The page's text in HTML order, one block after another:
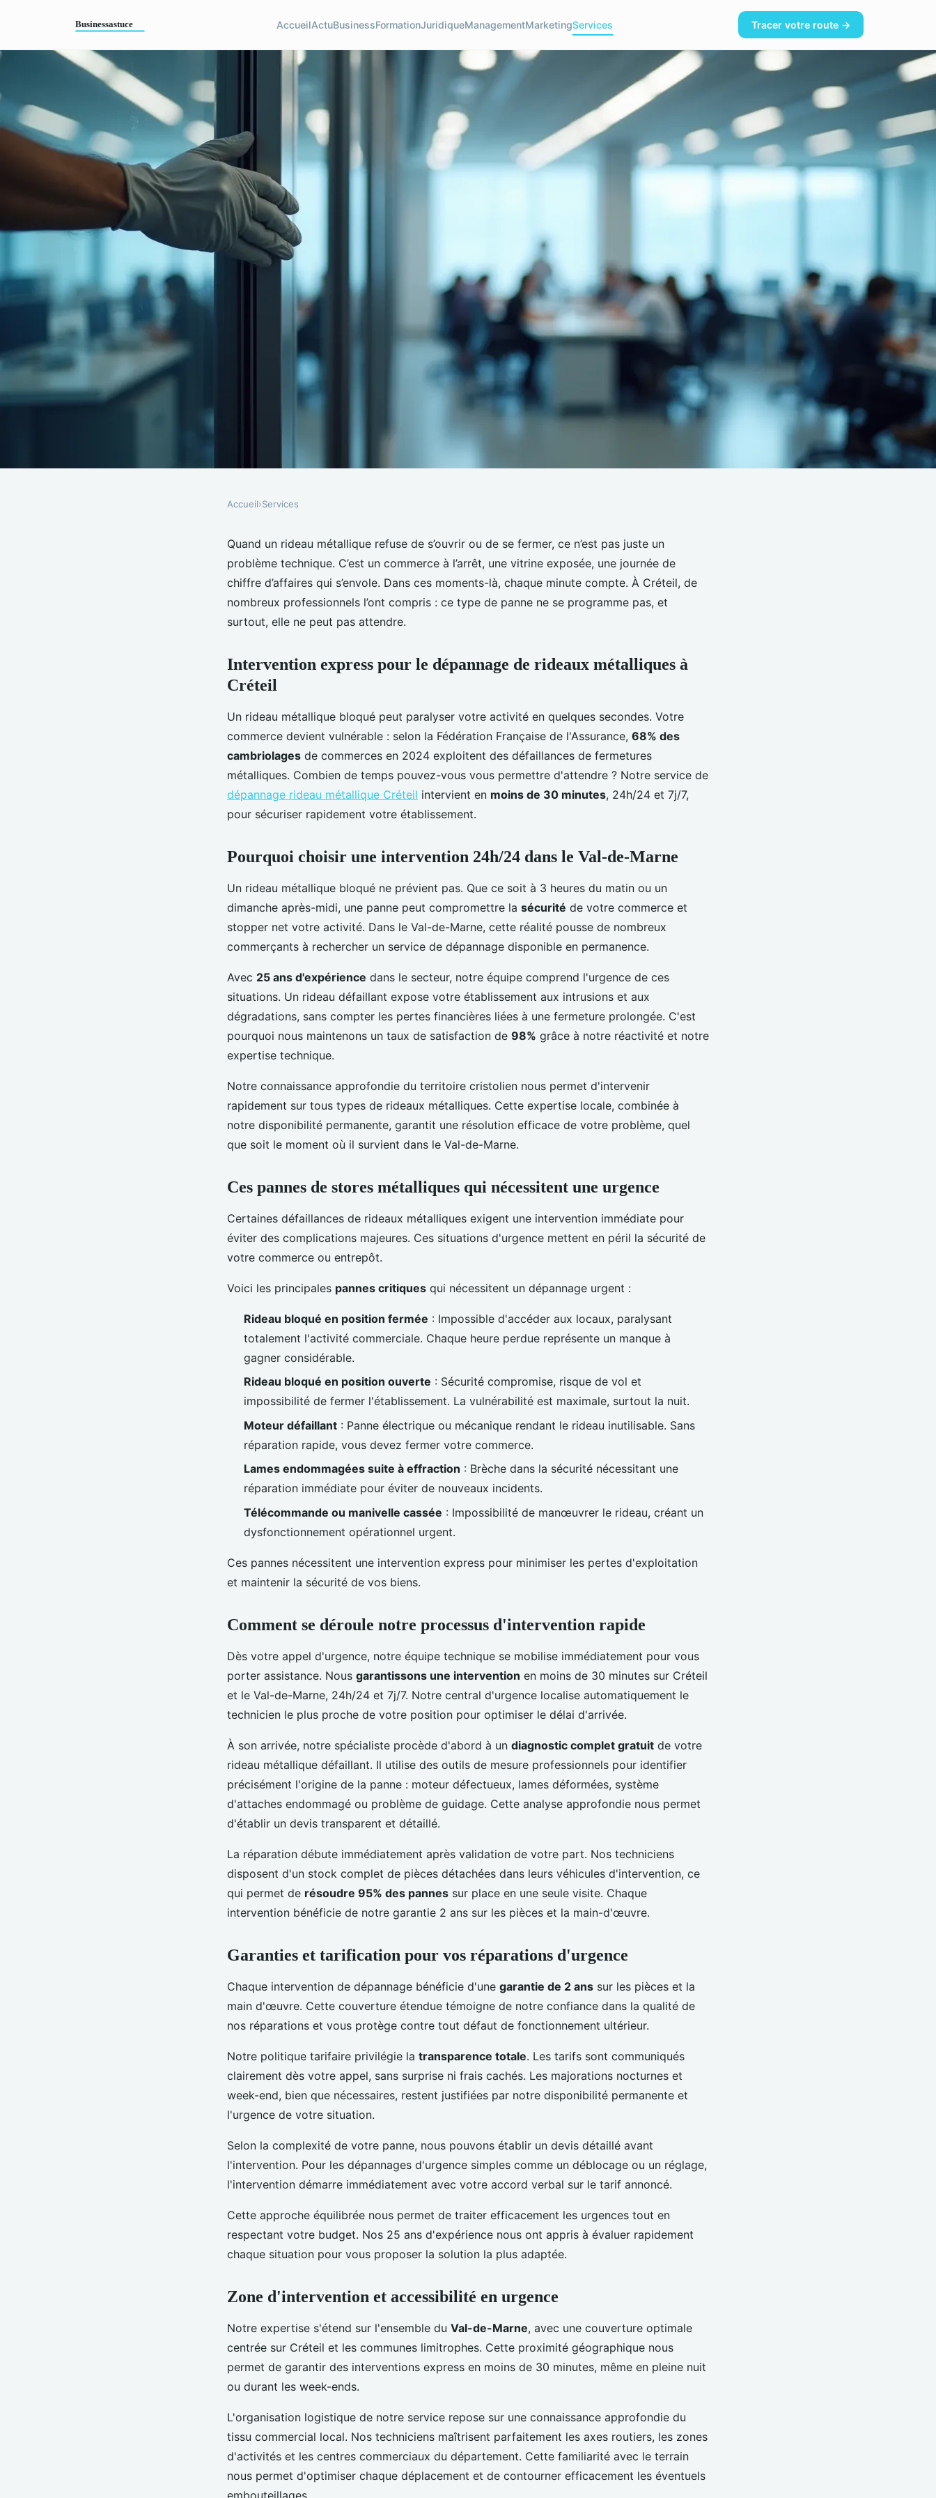
AccueilActuBusinessFormationJuridiqueManagementMarketingServices Tracer votre route →
Dépannage express de rideaux
métalliques à créteil 24/7
Accueil›Services
Quand un rideau métallique refuse de s’ouvrir ou de se fermer, ce n’est pas juste un
problème technique. C’est un commerce à l’arrêt, une vitrine exposée, une journée de
chiffre d’affaires qui s’envole. Dans ces moments-là, chaque minute compte. À Créteil, de
nombreux professionnels l’ont compris : ce type de panne ne se programme pas, et
surtout, elle ne peut pas attendre.
Intervention express pour le dépannage de rideaux métalliques à
Créteil
Un rideau métallique bloqué peut paralyser votre activité en quelques secondes. Votre
commerce devient vulnérable : selon la Fédération Française de l'Assurance, 68% des
cambriolages de commerces en 2024 exploitent des défaillances de fermetures
métalliques. Combien de temps pouvez-vous vous permettre d'attendre ? Notre service de
dépannage rideau métallique Créteil intervient en moins de 30 minutes, 24h/24 et 7j/7,
pour sécuriser rapidement votre établissement.
Pourquoi choisir une intervention 24h/24 dans le Val-de-Marne
Un rideau métallique bloqué ne prévient pas. Que ce soit à 3 heures du matin ou un
dimanche après-midi, une panne peut compromettre la sécurité de votre commerce et
stopper net votre activité. Dans le Val-de-Marne, cette réalité pousse de nombreux
commerçants à rechercher un service de dépannage disponible en permanence.
Avec 25 ans d'expérience dans le secteur, notre équipe comprend l'urgence de ces
situations. Un rideau défaillant expose votre établissement aux intrusions et aux
dégradations, sans compter les pertes financières liées à une fermeture prolongée. C'est
pourquoi nous maintenons un taux de satisfaction de 98% grâce à notre réactivité et notre
expertise technique.
Notre connaissance approfondie du territoire cristolien nous permet d'intervenir
rapidement sur tous types de rideaux métalliques. Cette expertise locale, combinée à
notre disponibilité permanente, garantit une résolution efficace de votre problème, quel
que soit le moment où il survient dans le Val-de-Marne.
Ces pannes de stores métalliques qui nécessitent une urgence
Certaines défaillances de rideaux métalliques exigent une intervention immédiate pour
éviter des complications majeures. Ces situations d'urgence mettent en péril la sécurité de
votre commerce ou entrepôt.
Voici les principales pannes critiques qui nécessitent un dépannage urgent :
Rideau bloqué en position fermée : Impossible d'accéder aux locaux, paralysant
totalement l'activité commerciale. Chaque heure perdue représente un manque à
gagner considérable.
Rideau bloqué en position ouverte : Sécurité compromise, risque de vol et
impossibilité de fermer l'établissement. La vulnérabilité est maximale, surtout la nuit.
Moteur défaillant : Panne électrique ou mécanique rendant le rideau inutilisable. Sans
réparation rapide, vous devez fermer votre commerce.
Lames endommagées suite à effraction : Brèche dans la sécurité nécessitant une
réparation immédiate pour éviter de nouveaux incidents.
Télécommande ou manivelle cassée : Impossibilité de manœuvrer le rideau, créant un
dysfonctionnement opérationnel urgent.
Ces pannes nécessitent une intervention express pour minimiser les pertes d'exploitation
et maintenir la sécurité de vos biens.
Comment se déroule notre processus d'intervention rapide
Dès votre appel d'urgence, notre équipe technique se mobilise immédiatement pour vous
porter assistance. Nous garantissons une intervention en moins de 30 minutes sur Créteil
et le Val-de-Marne, 24h/24 et 7j/7. Notre central d'urgence localise automatiquement le
technicien le plus proche de votre position pour optimiser le délai d'arrivée.
À son arrivée, notre spécialiste procède d'abord à un diagnostic complet gratuit de votre
rideau métallique défaillant. Il utilise des outils de mesure professionnels pour identifier
précisément l'origine de la panne : moteur défectueux, lames déformées, système
d'attaches endommagé ou problème de guidage. Cette analyse approfondie nous permet
d'établir un devis transparent et détaillé.
La réparation débute immédiatement après validation de votre part. Nos techniciens
disposent d'un stock complet de pièces détachées dans leurs véhicules d'intervention, ce
qui permet de résoudre 95% des pannes sur place en une seule visite. Chaque
intervention bénéficie de notre garantie 2 ans sur les pièces et la main-d'œuvre.
Garanties et tarification pour vos réparations d'urgence
Chaque intervention de dépannage bénéficie d'une garantie de 2 ans sur les pièces et la
main d'œuvre. Cette couverture étendue témoigne de notre confiance dans la qualité de
nos réparations et vous protège contre tout défaut de fonctionnement ultérieur.
Notre politique tarifaire privilégie la transparence totale. Les tarifs sont communiqués
clairement dès votre appel, sans surprise ni frais cachés. Les majorations nocturnes et
week-end, bien que nécessaires, restent justifiées par notre disponibilité permanente et
l'urgence de votre situation.
Selon la complexité de votre panne, nous pouvons établir un devis détaillé avant
l'intervention. Pour les dépannages d'urgence simples comme un déblocage ou un réglage,
l'intervention démarre immédiatement avec votre accord verbal sur le tarif annoncé.
Cette approche équilibrée nous permet de traiter efficacement les urgences tout en
respectant votre budget. Nos 25 ans d'expérience nous ont appris à évaluer rapidement
chaque situation pour vous proposer la solution la plus adaptée.
Zone d'intervention et accessibilité en urgence
Notre expertise s'étend sur l'ensemble du Val-de-Marne, avec une couverture optimale
centrée sur Créteil et les communes limitrophes. Cette proximité géographique nous
permet de garantir des interventions express en moins de 30 minutes, même en pleine nuit
ou durant les week-ends.
L'organisation logistique de notre service repose sur une connaissance approfondie du
tissu commercial local. Nos techniciens maîtrisent parfaitement les axes routiers, les zones
d'activités et les centres commerciaux du département. Cette familiarité avec le terrain
nous permet d'optimiser chaque déplacement et de contourner efficacement les éventuels
embouteillages.